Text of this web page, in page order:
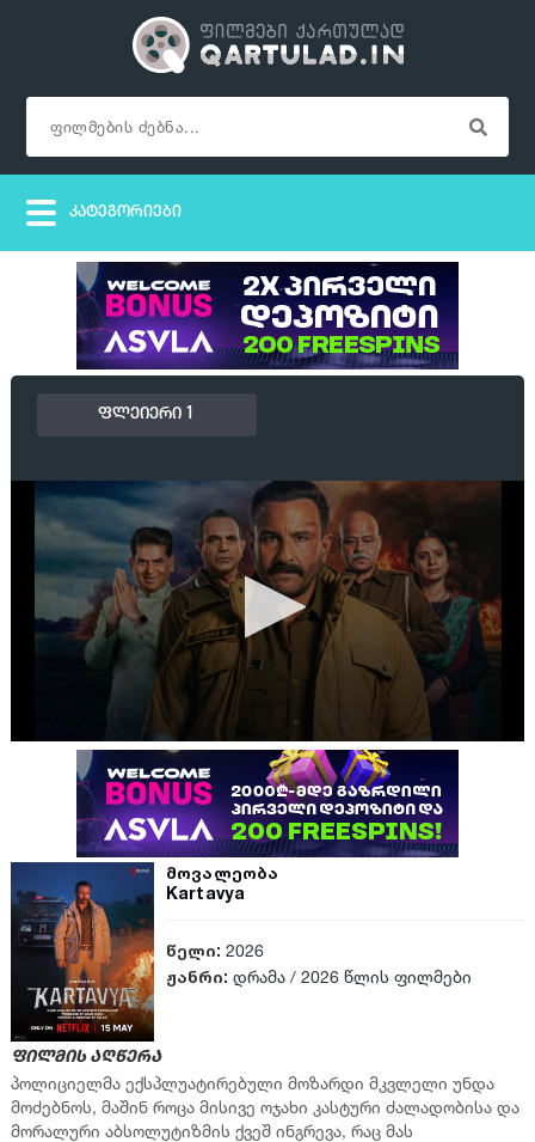
ფლეიერი 1
მოვალეობა
Kartavya
წელი: 2026
ჟანრი: დრამა / 2026 წლის ფილმები
ფილმის აღწერა
პოლიციელმა ექსპლუატირებული მოზარდი მკვლელი უნდა
მოძებნოს, მაშინ როცა მისივე ოჯახი კასტური ძალადობისა და
მორალური აბსოლუტიზმის ქვეშ ინგრევა, რაც მას